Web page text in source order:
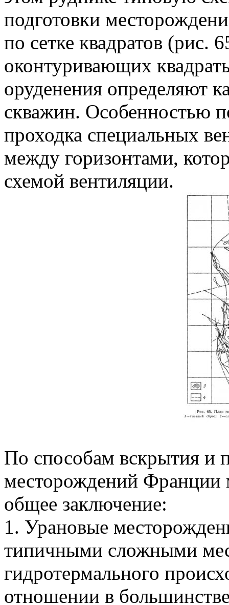
подготовки
по сетке квадратов (рис.
оконтуривающих
оруденения определяют
скважин. Особенностью
проходка специальных
между горизонтами,
схемой вентиляции.
По способам вскрытия и
месторождений Франции
общее заключение:
1. Урановые
типичными сложными
гидротермального
отношении в